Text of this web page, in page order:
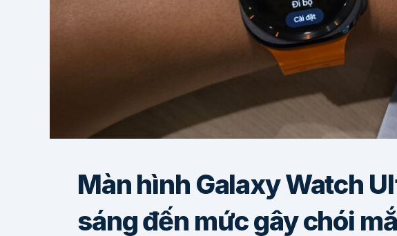
Màn hình Galaxy Watch
sáng đến mức gây chói